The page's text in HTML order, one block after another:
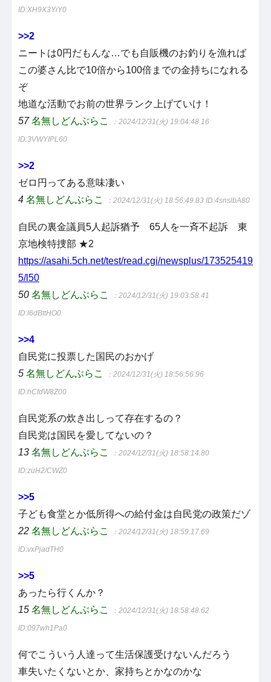
ID:XH9X3YiY0
>>2
ニートは0円だもんな…でも自販機のお釣りを漁れば
この婆さん比で10倍から100倍までの金持ちになれる
ぞ
地道な活動でお前の世界ランク上げていけ！
57 名無しどんぶらこ ：2024/12/31(火) 19:04:48.16
ID:3VWYIPL60
>>2
ゼロ円ってある意味凄い
4 名無しどんぶらこ ：2024/12/31(火) 18:56:49.83 ID:4snslbA80
自民の裏金議員5人起訴猶予 65人を一斉不起訴 東
京地検特捜部 ★2
https://asahi.5ch.net/test/read.cgi/newsplus/173525419
5/l50
50 名無しどんぶらこ ：2024/12/31(火) 19:03:58.41
ID:I6dBttHO0
>>4
自民党に投票した国民のおかげ
5 名無しどんぶらこ ：2024/12/31(火) 18:56:56.96
ID:hCfdW8Z00
自民党系の炊き出しって存在するの？
自民党は国民を愛してないの？
13 名無しどんぶらこ ：2024/12/31(火) 18:58:14.80
ID:zuH2/CWZ0
>>5
子ども食堂とか低所得への給付金は自民党の政策だゾ
22 名無しどんぶらこ ：2024/12/31(火) 18:59:17.69
ID:vxPjadTH0
>>5
あったら行くんか？
15 名無しどんぶらこ ：2024/12/31(火) 18:58:48.62
ID:097wh1Pa0
何でこういう人達って生活保護受けないんだろう
車失いたくないとか、家持ちとかなのかな